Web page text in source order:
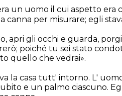
un uomo il cui aspetto era
canna per misurare; egli
apri gli occhi e guarda,
poiché tu sei stato
quello che vedrai».
la casa tutt' intorno. L'
e un palmo ciascuno.